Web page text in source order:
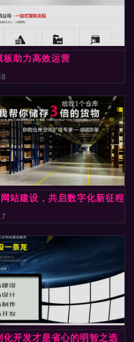
助力高效运营
站建设，共启数字化新征程
开发才是省心的明智之选